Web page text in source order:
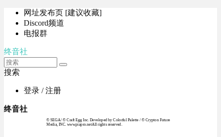
网址发布页 [建议收藏]
Discord频道
电报群
终音社
搜索
登录 / 注册
终音社
© SEGA / © Craft Egg Inc. Developed by Colorful Palette / © Crypton Future
Media, INC. www.piapro.netAll rights reserved.